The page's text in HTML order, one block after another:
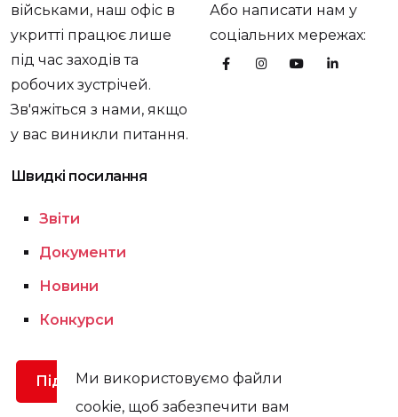
Ми використовуємо файли
cookie, щоб забезпечити вам
військами, наш офіс в
укритті працює лише
під час заходів та
робочих зустрічей.
Зв'яжіться з нами, якщо
у вас виникли питання.
Або написати нам у
соціальних мережах:
Швидкі посилання
Звіти
Документи
Новини
Конкурси
Підтримати